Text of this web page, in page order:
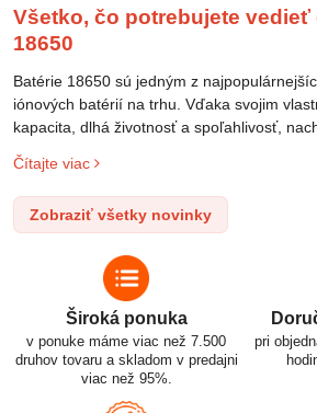
Všetko, čo potrebujete vedieť
18650
Batérie 18650 sú jedným z
iónových batérií na trhu. Vďaka svojim
kapacita, dlhá životnosť a spoľahlivosť,
po elektrické vozidlá. Pochopenie ich
správneho používania je kľúčom k ich
využitiu.
Čítajte viac
Zobraziť všetky novinky
Široká ponuka
v ponuke máme viac než 7.500
druhov tovaru a skladom v predajni
viac než 95%.
pri